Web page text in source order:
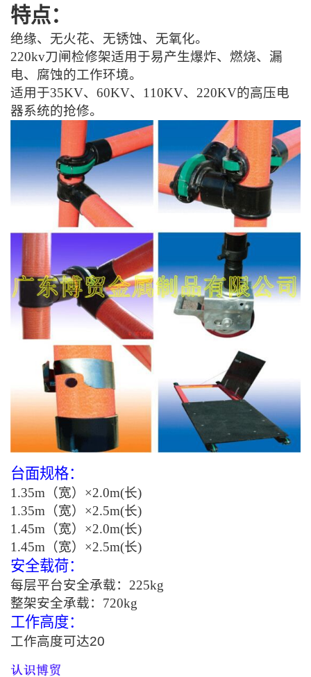
特点：
绝缘、无火花、无锈蚀、无氧化。
220kv刀闸检修架适用于易产生爆炸、燃烧、漏
电、腐蚀的工作环境。
适用于35KV、60KV、110KV、220KV的高压电
器系统的抢修。
台面规格：
1.35m（宽）×2.0m(长)
1.35m（宽）×2.5m(长)
1.45m（宽）×2.0m(长)
1.45m（宽）×2.5m(长)
安全载荷：
每层平台安全承载：225kg
整架安全承载：720kg
工作高度：
工作高度可达20